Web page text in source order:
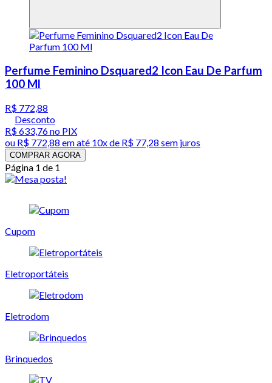
Perfume Feminino Dsquared2 Icon Eau De Parfum
100 Ml
R$ 772,88
Desconto
R$ 633,76no PIX
ou R$ 772,88 em até 10x de R$ 77,28 sem juros
COMPRAR AGORA
Página 1 de 1
Cupom
Eletroportáteis
Eletrodom
Brinquedos